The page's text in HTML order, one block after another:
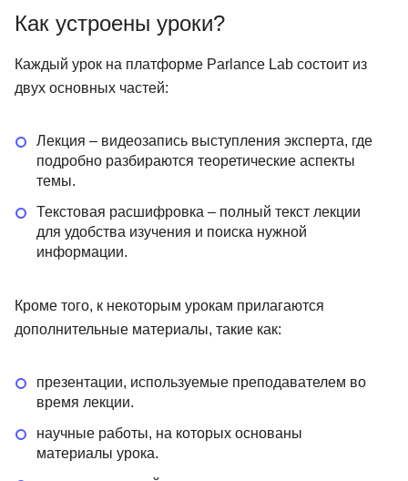
Как устроены уроки?
Каждый урок на платформе Parlance Lab состоит из
двух основных частей:
Лекция – видеозапись выступления эксперта, где
подробно разбираются теоретические аспекты
темы.
Текстовая расшифровка – полный текст лекции
для удобства изучения и поиска нужной
информации.
Кроме того, к некоторым урокам прилагаются
дополнительные материалы, такие как:
презентации, используемые преподавателем во
время лекции.
научные работы, на которых основаны
материалы урока.